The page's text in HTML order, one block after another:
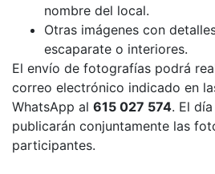
nombre del local.
Otras imágenes con
escaparate o interiores.
El envío de fotografías podrá
correo electrónico indicado en
WhatsApp al 615 027 574. El día
publicarán conjuntamente las
participantes.